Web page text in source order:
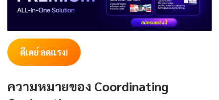
ดีเดย์ ลดแรง!
ความหมายของ Coordinating